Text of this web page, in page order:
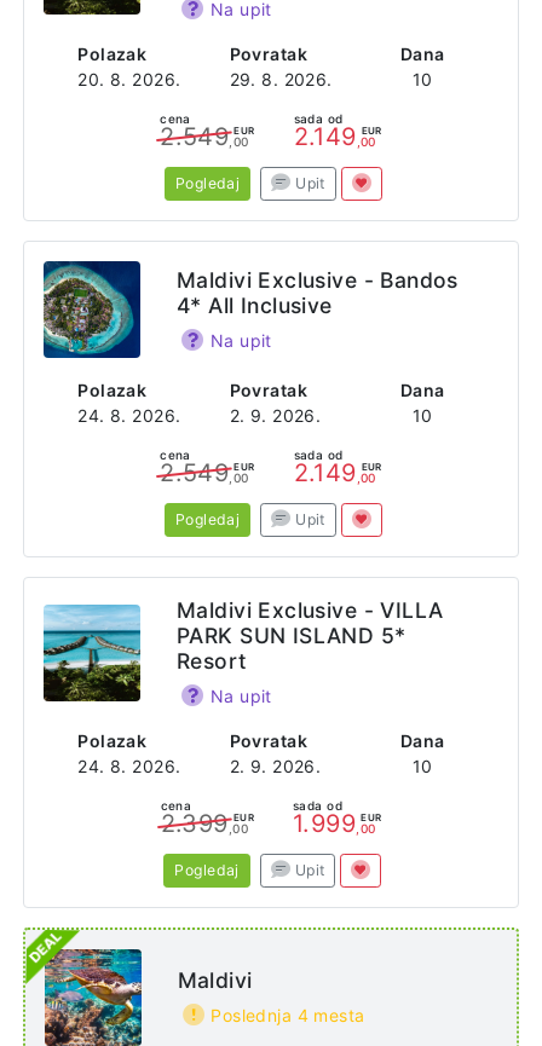
Polazak
20. 8. 2026.
Povratak
29. 8. 2026.
Dana
10
Na upit
cena
2.549 EUR
,00
sada od
2.149 EUR
,00
Pogledaj Upit
Polazak
24. 8. 2026.
Povratak
2. 9. 2026.
Dana
10
Maldivi Exclusive - Bandos
4* All Inclusive
Na upit
cena
2.549 EUR
,00
sada od
2.149 EUR
,00
Pogledaj Upit
Polazak
24. 8. 2026.
Povratak
2. 9. 2026.
Dana
10
Maldivi Exclusive - VILLA
PARK SUN ISLAND 5*
Resort
Na upit
cena
2.399 EUR
,00
sada od
1.999 EUR
,00
Pogledaj Upit
Maldivi
Poslednja 4 mesta